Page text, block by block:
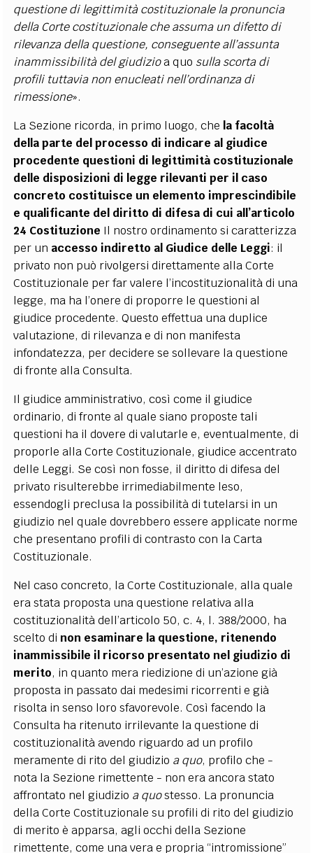
questione di legittimità costituzionale la pronuncia
della Corte costituzionale che assuma un difetto di
rilevanza della questione, conseguente all’assunta
inammissibilità del giudizioa quo sulla scorta di
profili tuttavia non enucleati nell’ordinanza di
rimessione».
La Sezione ricorda, in primo luogo, che la facoltà
della parte del processo di indicare al giudice
procedente questioni di legittimità costituzionale
delle disposizioni di legge rilevanti per il caso
concreto costituisce un elemento imprescindibile
e qualificante del diritto di difesa di cui all’articolo
24 Costituzione Il nostro ordinamento si caratterizza
per un accesso indiretto al Giudice delle Leggi: il
privato non può rivolgersi direttamente alla Corte
Costituzionale per far valere l’incostituzionalità di una
legge, ma ha l’onere di proporre le questioni al
giudice procedente. Questo effettua una duplice
valutazione, di rilevanza e di non manifesta
infondatezza, per decidere se sollevare la questione
di fronte alla Consulta.
Il giudice amministrativo, così come il giudice
ordinario, di fronte al quale siano proposte tali
questioni ha il dovere di valutarle e, eventualmente, di
proporle alla Corte Costituzionale, giudice accentrato
delle Leggi. Se così non fosse, il diritto di difesa del
privato risulterebbe irrimediabilmente leso,
essendogli preclusa la possibilità di tutelarsi in un
giudizio nel quale dovrebbero essere applicate norme
che presentano profili di contrasto con la Carta
Costituzionale.
Nel caso concreto, la Corte Costituzionale, alla quale
era stata proposta una questione relativa alla
costituzionalità dell’articolo 50, c. 4, l. 388/2000, ha
scelto di non esaminare la questione, ritenendo
inammissibile il ricorso presentato nel giudizio di
merito, in quanto mera riedizione di un’azione già
proposta in passato dai medesimi ricorrenti e già
risolta in senso loro sfavorevole. Così facendo la
Consulta ha ritenuto irrilevante la questione di
costituzionalità avendo riguardo ad un profilo
meramente di rito del giudizio a quo, profilo che -
nota la Sezione rimettente - non era ancora stato
affrontato nel giudizio a quostesso. La pronuncia
della Corte Costituzionale su profili di rito del giudizio
di merito è apparsa, agli occhi della Sezione
rimettente, come una vera e propria “intromissione”